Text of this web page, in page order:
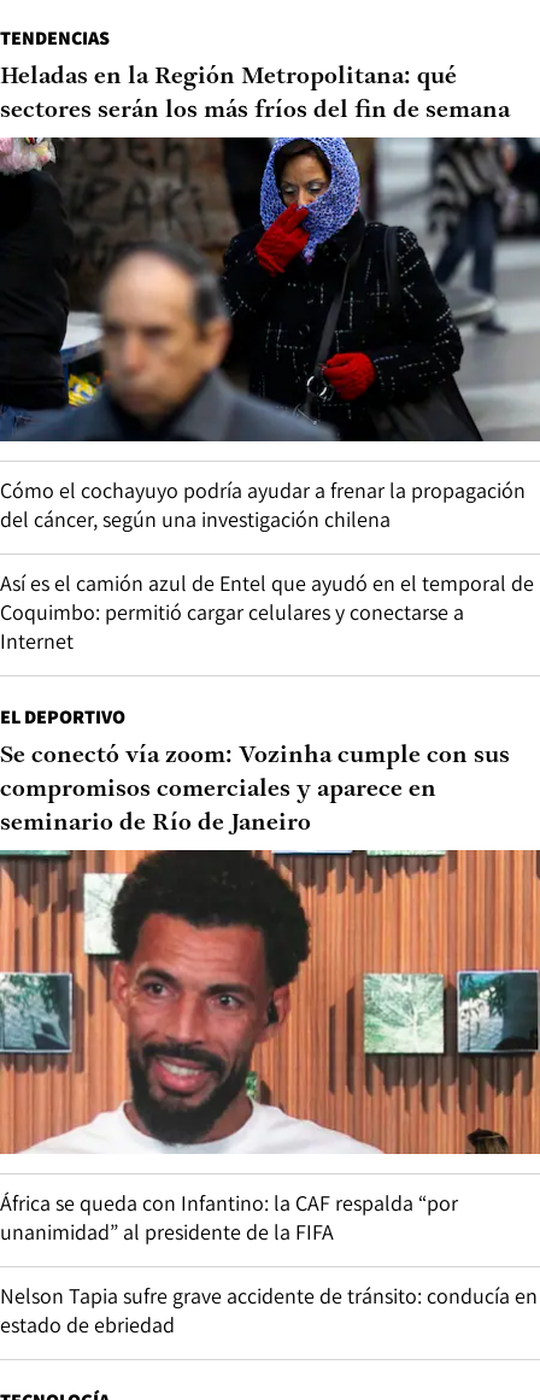
TENDENCIAS
Heladas en la Región Metropolitana: qué
sectores serán los más fríos del fin de semana
Cómo el cochayuyo podría ayudar a frenar la propagación
del cáncer, según una investigación chilena
Así es el camión azul de Entel que ayudó en el temporal de
Coquimbo: permitió cargar celulares y conectarse a
Internet
EL DEPORTIVO
Se conectó vía zoom: Vozinha cumple con sus
compromisos comerciales y aparece en
seminario de Río de Janeiro
África se queda con Infantino: la CAF respalda “por
unanimidad” al presidente de la FIFA
Nelson Tapia sufre grave accidente de tránsito: conducía en
estado de ebriedad